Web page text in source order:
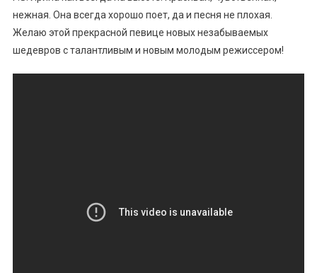
нежная. Она всегда хорошо поет, да и песня не плохая.
Желаю этой прекрасной певице новых незабываемых
шедевров с талантливым и новым молодым режиссером!